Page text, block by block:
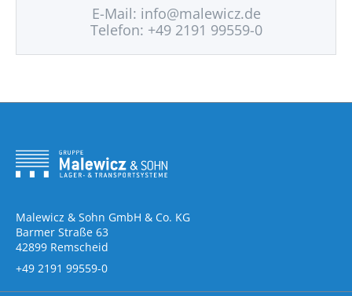
E-Mail: info@malewicz.de
Telefon: +49 2191 99559-0
Malewicz & Sohn GmbH & Co. KG
Barmer Straße 63
42899 Remscheid
+49 2191 99559-0